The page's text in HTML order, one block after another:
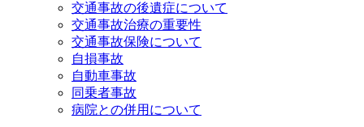
交通事故の後遺症について
交通事故治療の重要性
交通事故保険について
自損事故
自動車事故
同乗者事故
病院との併用について